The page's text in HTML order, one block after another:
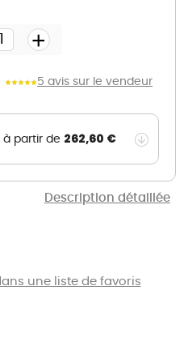
Description détaillée
5 avis sur le vendeur
+
à partir de 262,60 €
une liste de favoris